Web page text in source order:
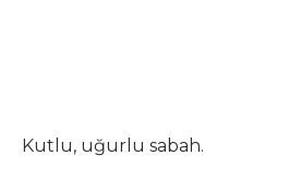
Kutlu, uğurlu sabah.